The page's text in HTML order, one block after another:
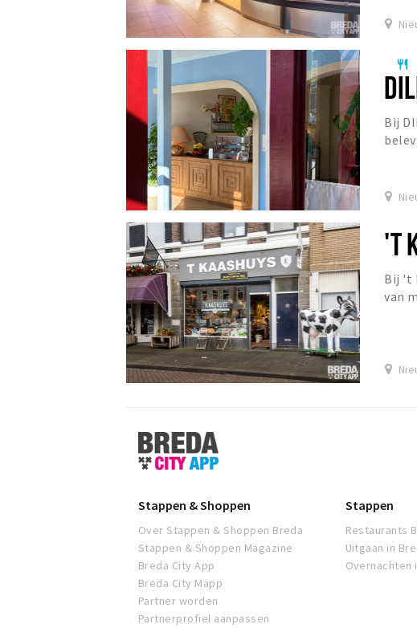
restaurant
Bij
'T
Bij 't
van
Stappen
&
Shoppen
Stappen & Shoppen
Over Stappen & Shoppen Breda
Stappen & Shoppen Magazine
Breda City App
Breda City Mapp
Partner worden
Partnerprofiel aanpassen
Stappen
Restaurants
Uitgaan in
Overnachten